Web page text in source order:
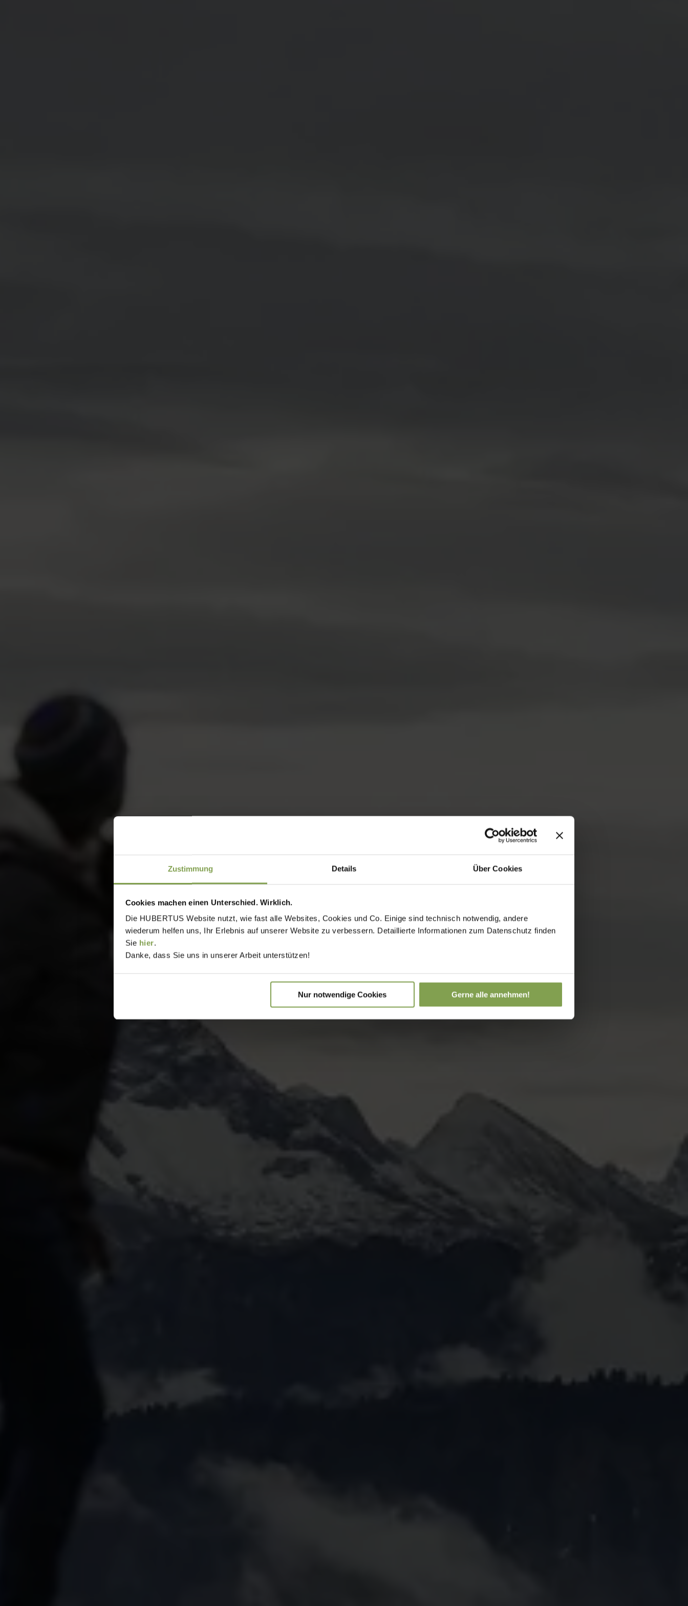
Zustimmung Details Über Cookies
Cookies machen einen Unterschied. Wirklich.
Die HUBERTUS Website nutzt, wie fast alle Websites, Cookies und Co. Einige sind technisch notwendig, andere
wiederum helfen uns, Ihr Erlebnis auf unserer Website zu verbessern. Detaillierte Informationen zum Datenschutz finden
Sie hier.
Danke, dass Sie uns in unserer Arbeit unterstützen!
Nur notwendige Cookies Gerne alle annehmen!